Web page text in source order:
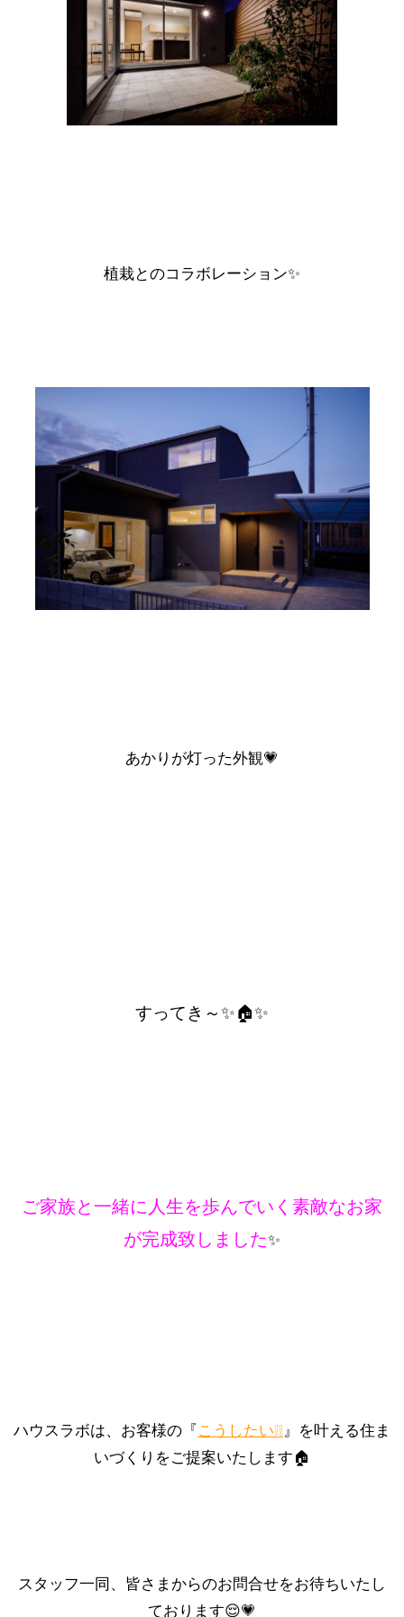
植栽とのコラボレーション✨
あかりが灯った外観💗
すってき～✨🏠✨
ご家族と一緒に人生を歩んでいく素敵なお家
が完成致しました✨
ハウスラボは、お客様の『こうしたい❕❕』を叶える住ま
いづくりをご提案いたします🏠
スタッフ一同、皆さまからのお問合せをお待ちいたし
ております😌💗